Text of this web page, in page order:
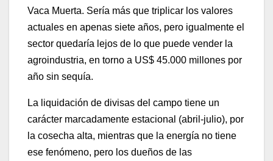
Vaca Muerta. Sería más que triplicar los valores
actuales en apenas siete años, pero igualmente el
sector quedaría lejos de lo que puede vender la
agroindustria, en torno a US$ 45.000 millones por
año sin sequía.
La liquidación de divisas del campo tiene un
carácter marcadamente estacional (abril-julio), por
la cosecha alta, mientras que la energía no tiene
ese fenómeno, pero los dueños de las